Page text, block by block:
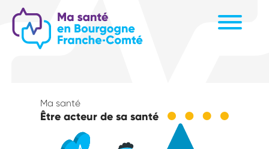
contenu
principal
Ma santé
Être acteur de sa santé